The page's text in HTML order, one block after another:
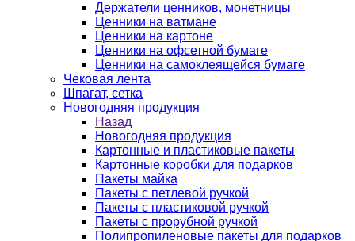
Держатели ценников, монетницы
Ценники на ватмане
Ценники на картоне
Ценники на офсетной бумаге
Ценники на самоклеящейся бумаге
Чековая лента
Шпагат, сетка
Новогодняя продукция
Назад
Новогодняя продукция
Картонные и пластиковые пакеты
Картонные коробки для подарков
Пакеты майка
Пакеты с петлевой ручкой
Пакеты с пластиковой ручкой
Пакеты с прорубной ручкой
Полипропиленовые пакеты для подарков